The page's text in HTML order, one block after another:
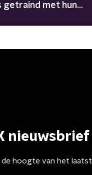
getraind met hun
nieuwsbrief
hoogte van het